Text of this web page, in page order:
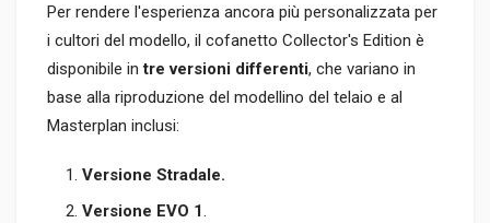
Per rendere l'esperienza ancora più personalizzata per
i cultori del modello, il cofanetto Collector's Edition è
disponibile intre versioni differenti, che variano in
base alla riproduzione del modellino del telaio e al
Masterplan inclusi:
Versione Stradale.
Versione EVO 1.